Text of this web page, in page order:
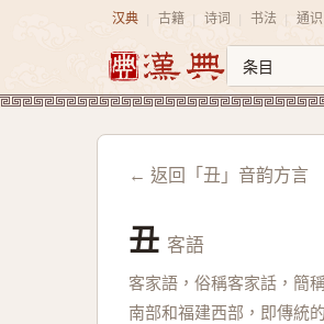
汉典 古籍 诗词 书法 通识
← 返回「丑」音韵方言
丑 客語
客家語，俗稱客家話，簡
南部和福建西部，即傳統